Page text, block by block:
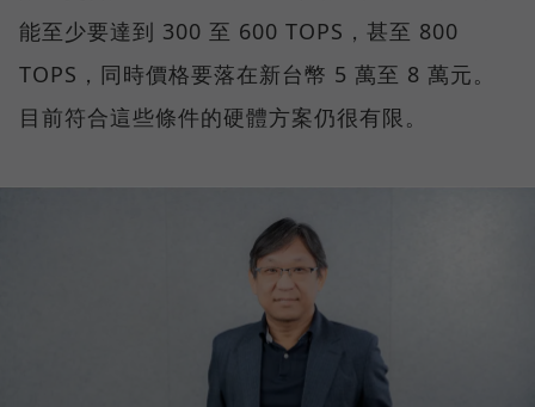
能至少要達到 300 至 600 TOPS，甚至 800
TOPS，同時價格要落在新台幣 5 萬至 8 萬元。
目前符合這些條件的硬體方案仍很有限。